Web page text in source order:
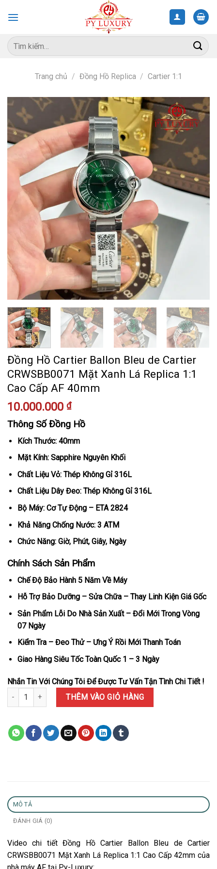
Tìm
kiếm:
Trang chủ / Đồng Hồ Replica / Cartier 1:1
Đồng Hồ Cartier Ballon Bleu de Cartier
CRWSBB0071 Mặt Xanh Lá Replica 1:1
Cao Cấp AF 40mm
10.000.000 ₫
Thông Số Đồng Hồ
Kích Thước: 40mm
Mặt Kính: Sapphire Nguyên Khối
Chất Liệu Vỏ: Thép Không Gỉ 316L
Chất Liệu Dây Đeo: Thép Không Gỉ 316L
Bộ Máy: Cơ Tự Động – ETA 2824
Khả Năng Chống Nước: 3 ATM
Chức Năng: Giờ, Phút, Giây, Ngày
Chính Sách Sản Phẩm
Chế Độ Bảo Hành 5 Năm Về Máy
Hỗ Trợ Bảo Dưỡng – Sửa Chữa – Thay Linh Kiện Giá Gốc
Sản Phẩm Lỗi Do Nhà Sản Xuất – Đổi Mới Trong Vòng
07 Ngày
Kiểm Tra – Đeo Thử – Ưng Ý Rồi Mới Thanh Toán
Giao Hàng Siêu Tốc Toàn Quốc 1 – 3 Ngày
Nhắn Tin Với Chúng Tôi Để Được Tư Vấn Tận Tình Chi Tiết !
Đồng Hồ Cartier Ballon Bleu de Cartier CRWSBB0071 Mặt Xanh
THÊM VÀO GIỎ HÀNG
MÔ TẢ
ĐÁNH GIÁ (0)
Video chi tiết Đồng Hồ Cartier Ballon Bleu de Cartier
CRWSBB0071 Mặt Xanh Lá Replica 1:1 Cao Cấp 42mm của